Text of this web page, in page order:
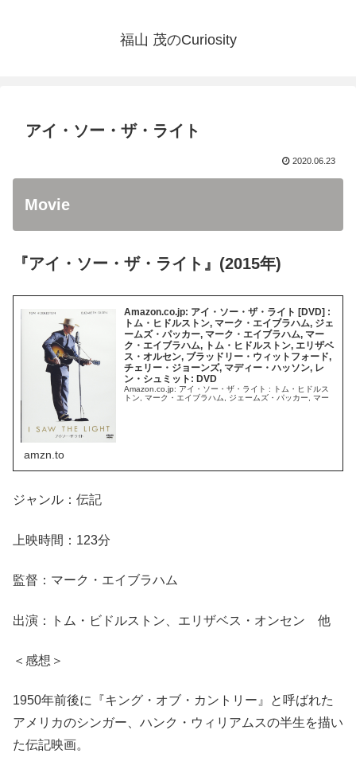
福山 茂のCuriosity
アイ・ソー・ザ・ライト
2020.06.23
Movie
『アイ・ソー・ザ・ライト』(2015年)
Amazon.co.jp: アイ・ソー・ザ・ライト [DVD] :
トム・ヒドルストン, マーク・エイブラハム, ジェ
ームズ・パッカー, マーク・エイブラハム, マー
ク・エイブラハム, トム・ヒドルストン, エリザベ
ス・オルセン, ブラッドリー・ウィットフォード,
チェリー・ジョーンズ, マディー・ハッソン, レ
ン・シュミット: DVD
Amazon.co.jp: アイ・ソー・ザ・ライト : トム・ヒドルス
トン, マーク・エイブラハム, ジェームズ・パッカー, マー
amzn.to
ジャンル：伝記
上映時間：123分
監督：マーク・エイブラハム
出演：トム・ビドルストン、エリザベス・オンセン 他
＜感想＞
1950年前後に『キング・オブ・カントリー』と呼ばれた
アメリカのシンガー、ハンク・ウィリアムスの半生を描い
た伝記映画。